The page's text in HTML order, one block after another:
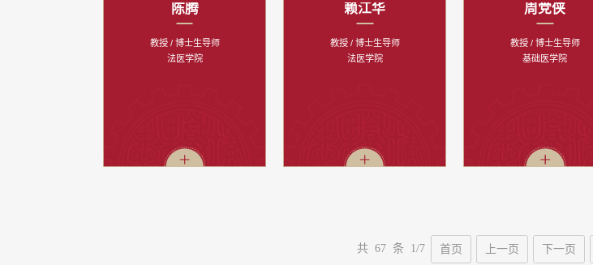
陈腾
教授 / 博士生导师
法医学院
赖江华
教授 / 博士生导师
法医学院
周党侠
教授 / 博士生导师
基础医学院
共 67 条 1/7 首页 上一页 下一页